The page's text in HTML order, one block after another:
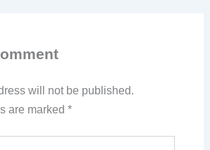
will not be published.
are marked *